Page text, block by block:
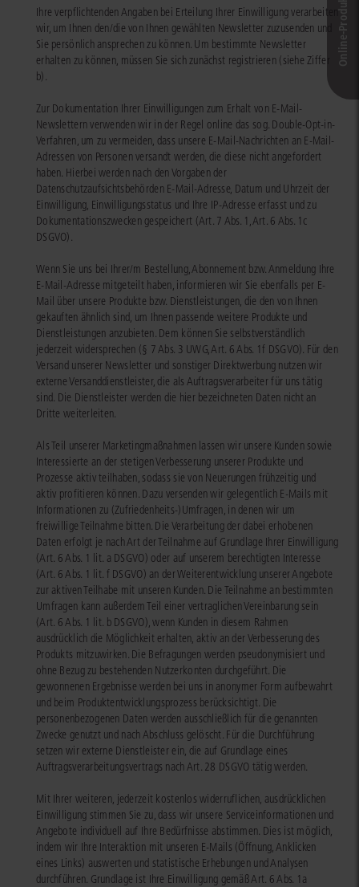
Ihre verpflichtenden Angaben bei Erteilung Ihrer Einwilligung verarbeiten
wir, um Ihnen den/die von Ihnen gewählten Newsletter zuzusenden und
Sie persönlich ansprechen zu können. Um bestimmte Newsletter
erhalten zu können, müssen Sie sich zunächst registrieren (siehe Ziffer
b).
Zur Dokumentation Ihrer Einwilligungen zum Erhalt von E-Mail-
Newslettern verwenden wir in der Regel online das sog. Double-Opt-in-
Verfahren, um zu vermeiden, dass unsere E-Mail-Nachrichten an E-Mail-
Adressen von Personen versandt werden, die diese nicht angefordert
haben. Hierbei werden nach den Vorgaben der
Datenschutzaufsichtsbehörden E-Mail-Adresse, Datum und Uhrzeit der
Einwilligung, Einwilligungsstatus und Ihre IP-Adresse erfasst und zu
Dokumentationszwecken gespeichert (Art. 7 Abs. 1,Art. 6 Abs. 1c
DSGVO).
Wenn Sie uns bei Ihrer/m Bestellung, Abonnement bzw. Anmeldung Ihre
E-Mail-Adresse mitgeteilt haben, informieren wir Sie ebenfalls per E-
Mail über unsere Produkte bzw. Dienstleistungen, die den von Ihnen
gekauften ähnlich sind, um Ihnen passende weitere Produkte und
Dienstleistungen anzubieten. Dem können Sie selbstverständlich
jederzeit widersprechen (§ 7 Abs. 3 UWG, Art. 6 Abs. 1f DSGVO). Für den
Versand unserer Newsletter und sonstiger Direktwerbung nutzen wir
externe Versanddienstleister, die als Auftragsverarbeiter für uns tätig
sind. Die Dienstleister werden die hier bezeichneten Daten nicht an
Dritte weiterleiten.
Als Teil unserer Marketingmaßnahmen lassen wir unsere Kunden sowie
Interessierte an der stetigen Verbesserung unserer Produkte und
Prozesse aktiv teilhaben, sodass sie von Neuerungen frühzeitig und
aktiv profitieren können. Dazu versenden wir gelegentlich E-Mails mit
Informationen zu (Zufriedenheits-)Umfragen, in denen wir um
freiwillige Teilnahme bitten. Die Verarbeitung der dabei erhobenen
Daten erfolgt je nach Art der Teilnahme auf Grundlage Ihrer Einwilligung
(Art. 6 Abs. 1 lit. a DSGVO) oder auf unserem berechtigten Interesse
(Art. 6 Abs. 1 lit. f DSGVO) an der Weiterentwicklung unserer Angebote
zur aktiven Teilhabe mit unseren Kunden. Die Teilnahme an bestimmten
Umfragen kann außerdem Teil einer vertraglichen Vereinbarung sein
(Art. 6 Abs. 1 lit. b DSGVO), wenn Kunden in diesem Rahmen
ausdrücklich die Möglichkeit erhalten, aktiv an der Verbesserung des
Produkts mitzuwirken. Die Befragungen werden pseudonymisiert und
ohne Bezug zu bestehenden Nutzerkonten durchgeführt. Die
gewonnenen Ergebnisse werden bei uns in anonymer Form aufbewahrt
und beim Produktentwicklungsprozess berücksichtigt. Die
personenbezogenen Daten werden ausschließlich für die genannten
Zwecke genutzt und nach Abschluss gelöscht. Für die Durchführung
setzen wir externe Dienstleister ein, die auf Grundlage eines
Auftragsverarbeitungsvertrags nach Art. 28 DSGVO tätig werden.
Mit Ihrer weiteren, jederzeit kostenlos widerruflichen, ausdrücklichen
Einwilligung stimmen Sie zu, dass wir unsere Serviceinformationen und
Angebote individuell auf Ihre Bedürfnisse abstimmen. Dies ist möglich,
indem wir Ihre Interaktion mit unseren E-Mails (Öffnung, Anklicken
eines Links) auswerten und statistische Erhebungen und Analysen
durchführen. Grundlage ist Ihre Einwilligung gemäß Art. 6 Abs. 1a